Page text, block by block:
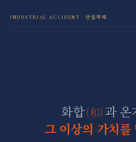
학교폭력 전담센터
INDUSTRIAL ACCIDENT · 산업재해
화합(和)과 온
그 이상의 가치를